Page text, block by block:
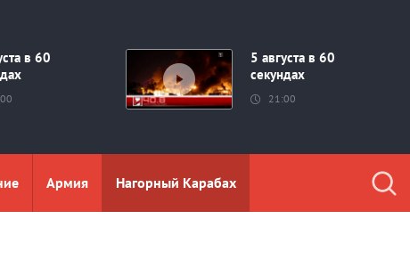
в 60
5 августа в 60
секундах
21:00
Aрмия Нагорный Карабах